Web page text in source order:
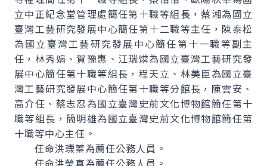
立中正紀念堂管理處簡任第十職等組長，蔡湘為國立
臺灣工藝研究發展中心簡任第十二職等主任，陳泰松
為國立臺灣工藝研究發展中心簡任第十一職等副主
任，林秀娟、賀豫惠、江瑞燐為國立臺灣工藝研究發
展中心簡任第十職等組長，程天立、林美臣為國立臺
灣工藝研究發展中心簡任第十職等分館長，陳雲安、
高介任、蔡志忍為國立臺灣史前文化博物館簡任第十
職等組長，簡明雄為國立臺灣史前文化博物館簡任第
十職等中心主任。
任命洪瑮蓁為薦任公務人員。
任命洪瑩真為薦任公務人員。